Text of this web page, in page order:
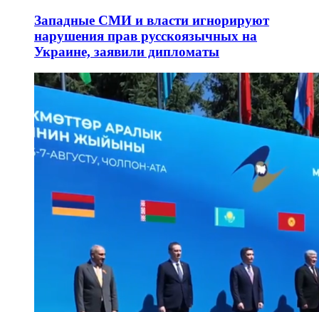
Западные СМИ и власти игнорируют
нарушения прав русскоязычных на
Украине, заявили дипломаты